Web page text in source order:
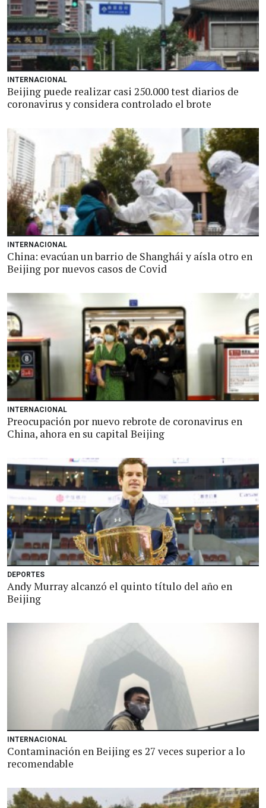
INTERNACIONAL
Beijing puede realizar casi 250.000 test diarios de
coronavirus y considera controlado el brote
INTERNACIONAL
China: evacúan un barrio de Shanghái y aísla otro en
Beijing por nuevos casos de Covid
INTERNACIONAL
Preocupación por nuevo rebrote de coronavirus en
China, ahora en su capital Beijing
DEPORTES
Andy Murray alcanzó el quinto título del año en
Beijing
INTERNACIONAL
Contaminación en Beijing es 27 veces superior a lo
recomendable